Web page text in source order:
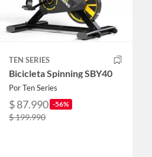
TEN SERIES
Bicicleta Spinning SBY40
Por Ten Series
$ 87.990 -56%
$ 199.990